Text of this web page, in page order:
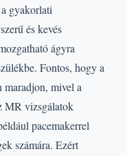
gyakorlati
és kevés
ágyra
Fontos, hogy a
maradjon, mivel a
MR vizsgálatok
pacemakerrel
számára. Ezért